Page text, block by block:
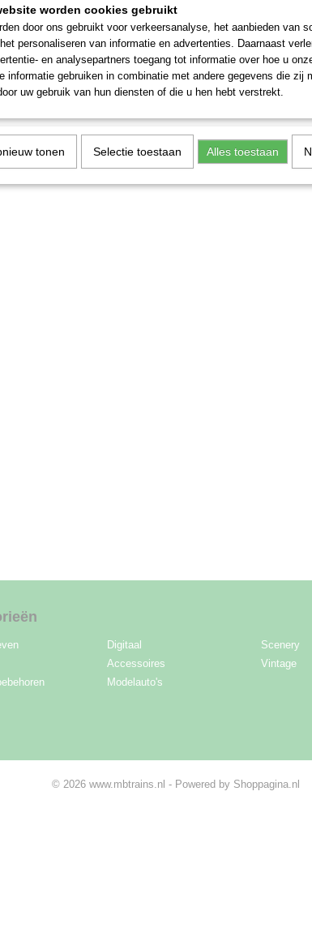
Digitaal
Accessoires
Modelauto's
Scenery
Vintage
© 2026 www.mbtrains.nl - Powered by Shoppagina.nl
worden cookies gebruikt
door ons gebruikt voor verkeersanalyse, het aanbieden van
personaliseren van informatie en advertenties. Daarnaast
en analysepartners toegang tot informatie over hoe u
informatie gebruiken in combinatie met andere gegevens die zij
uw gebruik van hun diensten of die u hen hebt verstrekt.
tonen Selectie toestaan Alles toestaan